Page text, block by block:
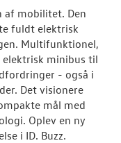
ID.4
ID.5
Aktuelle
af mobilitet. Den
fuldt elektrisk
Multifunktionel,
minibus til
- også i
Det visionere
mål med
Oplev en ny
i ID. Buzz.